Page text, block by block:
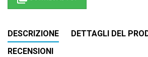
DESCRIZIONE
DETTAGLI DEL
RECENSIONI